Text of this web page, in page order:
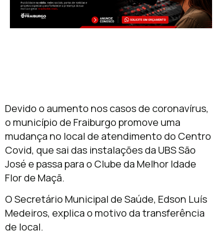
Devido o aumento nos casos de coronavírus,
o município de Fraiburgo promove uma
mudança no local de atendimento do Centro
Covid, que sai das instalações da UBS São
José e passa para o Clube da Melhor Idade
Flor de Maçã.
O Secretário Municipal de Saúde, Edson Luís
Medeiros, explica o motivo da transferência
de local.